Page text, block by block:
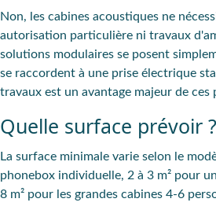
Non, les cabines acoustiques ne
autorisation particulière ni travaux
solutions modulaires se posent
se raccordent à une prise électrique
travaux est un avantage majeur de ces
Quelle surface prévoir ?
La surface minimale varie selon le
phonebox individuelle, 2 à 3 m² pour
8 m² pour les grandes cabines 4-6